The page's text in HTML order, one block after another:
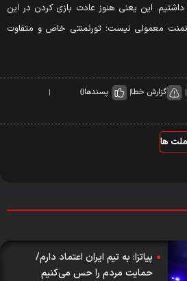
این یعنی هنوز عادت بازی کردن در این
معمولی نیست؛ تورنمنتی خاص و متفاوت
گزارش خطا پسندها0
ها
پیاتزا: به تیم ایران اعتماد دارم/
حمایت مردم را حس می‌کنیم